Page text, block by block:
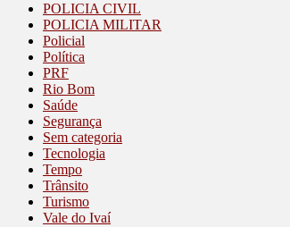
POLICIA CIVIL
POLICIA MILITAR
Policial
Política
PRF
Rio Bom
Saúde
Segurança
Sem categoria
Tecnologia
Tempo
Trânsito
Turismo
Vale do Ivaí